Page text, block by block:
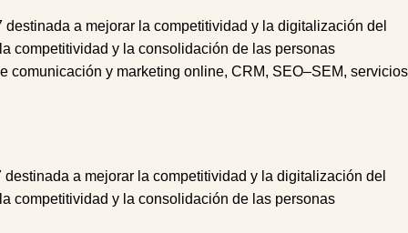
a mejorar la competitividad y la digitalización del
competitividad y la consolidación de las personas
comunicación y marketing online, CRM, SEO–SEM, servicios
a mejorar la competitividad y la digitalización del
competitividad y la consolidación de las personas